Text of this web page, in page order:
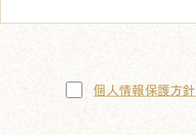
個人情報保護方針